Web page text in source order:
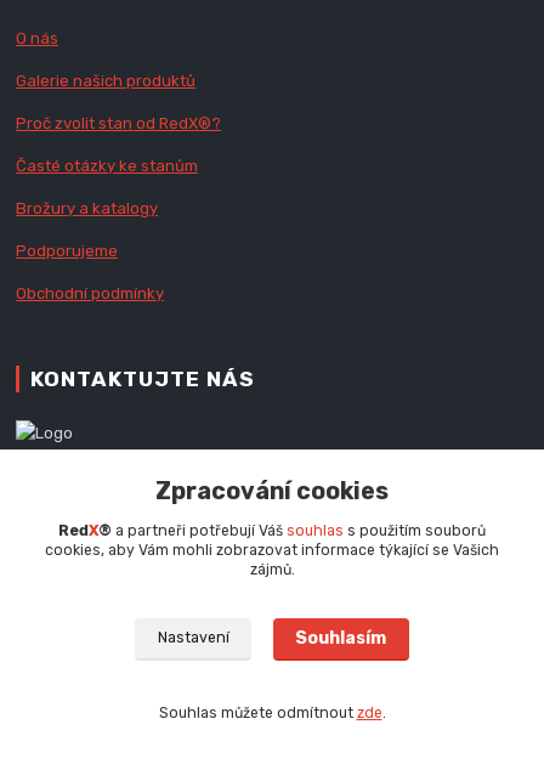
O nás
Galerie našich produktů
Proč zvolit stan od RedX®?
Časté otázky ke stanům
Brožury a katalogy
Podporujeme
Obchodní podmínky
KONTAKTUJTE NÁS
+420 777 979 111
info@redx.cz
Zpracování cookies
Red X® a partneři potřebují Váš souhlas s použitím souborů
cookies, aby Vám mohli zobrazovat informace týkající se Vašich
zájmů.
Nastavení Souhlasím
Souhlas můžete odmítnout zde.